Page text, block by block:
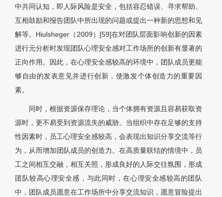
中共同认知，即人际风险是安全，包括容忍错误、寻求帮助、
互相鼓励和报告团队中所出现的问题或提出一种新的思想和见
解等。Hiulsheger（2009）[59]在对团队层面影响创新的因素
进行元分析时发现团队心理安全感对工作场所的创新有显著的
正向作用。因此，在心理安全感较高的环境中，团队成员更能
够自由的发表意见并进行创新，使激发个体创造力的重要因
素。
同时，根据资源保存理论，当个体拥有资源且容易获取资
源时，更不易受到资源流失的威胁。当组织中存在足够的支持
性因素时，员工心理安全感较高，会表现出知识分享交流等行
为，从而增加团队成员的创造力。在高质量联结的情境中，员
工之间相互交融，相互关照，形成良好的人际交往氛围，形成
团队较高心理安全感，与此同时，在心理安全感较高的团队
中，团队成员愿意在工作场所中分享交流知识，愿意冒险提出